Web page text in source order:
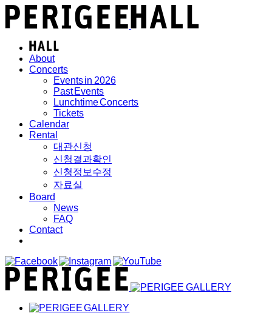
About
Concerts
Events in 2026
Past Events
Lunchtime Concerts
Tickets
Calendar
Rental
대관신청
신청결과확인
신청정보수정
자료실
Board
News
FAQ
Contact